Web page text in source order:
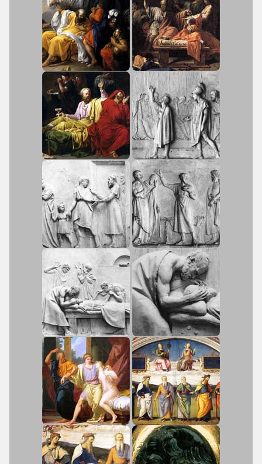
νόμων και τα κίνητρα που δίνονται από
την εκάστοτε πολιτεία για την τήρησή
τους.
3. Να αποδώσουν το περιεχόμενο του
κειμένου στη ν.ε.
4. Να μελετήσουν την α.ε. συγκριτικά με
τη ν.ε. και να εμπλουτίσουν το λεξιλόγιό
τους.
5. Να γνωρίσουν τα είδη του μορίου ἄν.
6. Να προσδιορίσουν τα είδη της
σύνδεσης προτάσεων και να διακρίνουν
τις δευτερεύουσες προτάσεις σε
ονοματικές και επιρρηματικές.
7. Να διακρίνουν τα είδη των
ονοματικών δευτερευουσών
προτάσεων, επισημαίνοντας ομοιότητες
και διαφορές με τη ν.ε.
Το κείμενο της ενότητας (σελ. 70 σχ.
βιβλίου)
Τα γλωσσικά σχόλια της σελ. 71
αξιοποιούνται στη διδακτική πράξη
επιλεκτικά, με στόχο την κατανόηση του
περιεχομένου του κειμένου και την
απόδοσή του στη ν.ε.
Για τη νοηματική προσπέλαση του
κειμένου, αξιοποιούνται οι ερωτήσεις
της σελ.72 και όσες ο/η εκπαιδευτικός
διατυπώσει συμπληρωματικά ή
εναλλακτικά, αλλά και το παράλληλο